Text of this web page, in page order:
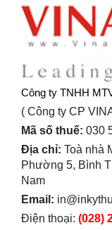
Công ty TNHH
( Công ty CP
Mã số thuế: 030
Địa chỉ: Toà nhà
Phường 5, Bình
Nam
Email:
Điện thoại: (028)